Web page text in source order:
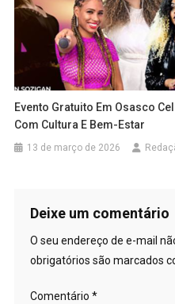
Evento Gratuito Em Osasco
Com Cultura E Bem-Estar
13 de março de 2026
Deixe um comentário
O seu endereço de e-mail
obrigatórios são marcados
Comentário *